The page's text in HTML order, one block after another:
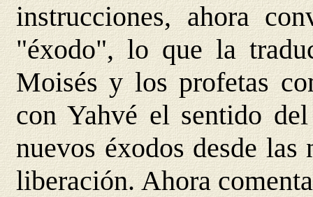
instrucciones, ahora
"éxodo", lo que la
Moisés y los profetas
con Yahvé el sentido
nuevos éxodos desde
liberación. Ahora